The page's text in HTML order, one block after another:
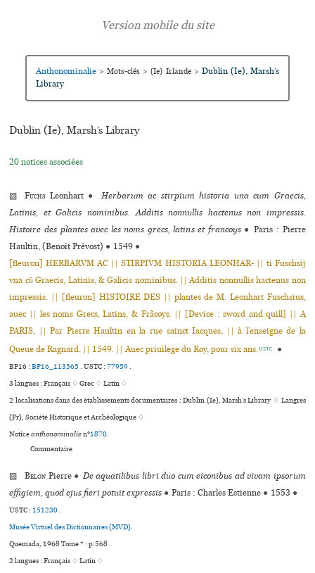
Anthonominalie > Mots-clés > (Ie) Irlande > Dublin (Ie), Marsh’s
Library
Dublin (Ie), Marsh’s Library
20 notices associées
▨Fuchs Leonhart ●
Herbarum ac stirpium historia una cum Graecis,
Latinis, et Galicis nominibus. Additis nonnullis hactenus non impressis.
Histoire des plantes avec les noms grecs, latins et francoys ● Paris : Pierre
Haultin, (Benoît Prévost) ● 1549 ●
[fleuron] HERBARVM AC || STIRPIVM HISTORIA LEONHAR- || ti Fuschsij
vna cũ Graecis, Latinis, & Galicis nominibus. || Additis nonnullis hactenus non
impressis. || [fleuron] HISTOIRE DES || plantes de M. Leonhart Fuschsius,
auec || les noms Grecs, Latins, & Frãcoys. || [Device : sword and quill] || A
PARIS, || Par Pierre Haultin en la rue sainct Iacques, || à l’enseigne de la
Queue de Ragnard. || 1549. || Auec priuilege du Roy, pour six ans. USTC ●
BP16 :BP16_113565 .USTC :77959.
3 langues :Français ♢Grec ♢Latin ♢
2 localisations dans des établissements documentaires : Dublin (Ie), Marsh’s Library ♢ Langres
(Fr), Société Historique et Archéologique ♢
Noticeanthonominalien°1870.
Commentaire
▨Belon Pierre ● De aquatilibus libri duo cum eiconibus ad vivam ipsorum
effigiem, quod ejus fieri potuit expressis ● Paris : Charles Estienne ● 1553 ●
USTC : 151230.
Musée Virtuel des Dictionnaires (MVD).
Quemada, 1968 Tome * : p.568 .
2 langues :Français ♢Latin ♢